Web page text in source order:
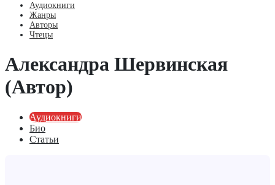
Аудиокниги
Жанры
Авторы
Чтецы
Александра Шервинская
(Автор)
Аудиокниги
Био
Статьи